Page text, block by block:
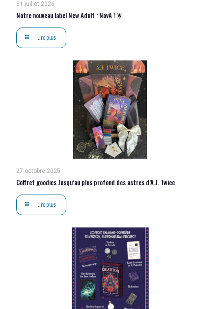
31 juillet 2026
Notre nouveau label New Adult : NovA ! 🌟
Lire plus
27 octobre 2025
Coffret goodies Jusqu’au plus profond des astres d’A.J. Twice
Lire plus